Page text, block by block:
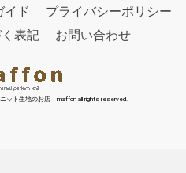
イド
プライバシーポリシー
表記
お問い合わせ
ット生地のお店 maffon all rights reserved.